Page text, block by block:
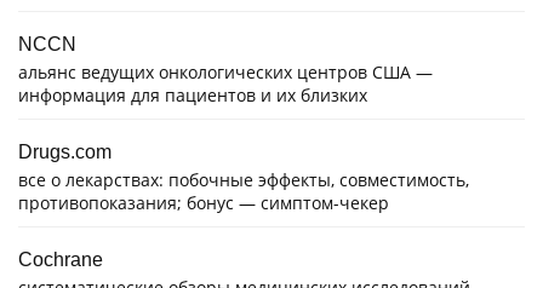
NCCN
альянс ведущих онкологических центров США —
информация для пациентов и их близких
Drugs.com
все о лекарствах: побочные эффекты, совместимость,
противопоказания; бонус — симптом-чекер
Cochrane